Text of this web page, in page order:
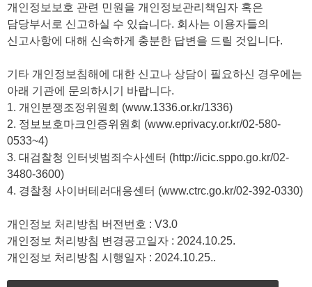
개인정보보호 관련 민원을 개인정보관리책임자 혹은
담당부서로 신고하실 수 있습니다. 회사는 이용자들의
신고사항에 대해 신속하게 충분한 답변을 드릴 것입니다.
기타 개인정보침해에 대한 신고나 상담이 필요하신 경우에는
아래 기관에 문의하시기 바랍니다.
1. 개인분쟁조정위원회 (www.1336.or.kr/1336)
2. 정보보호마크인증위원회 (www.eprivacy.or.kr/02-580-
0533~4)
3. 대검찰청 인터넷범죄수사센터 (http://icic.sppo.go.kr/02-
3480-3600)
4. 경찰청 사이버테러대응센터 (www.ctrc.go.kr/02-392-0330)
개인정보 처리방침 버전번호 : V3.0
개인정보 처리방침 변경공고일자 : 2024.10.25.
개인정보 처리방침 시행일자 : 2024.10.25..